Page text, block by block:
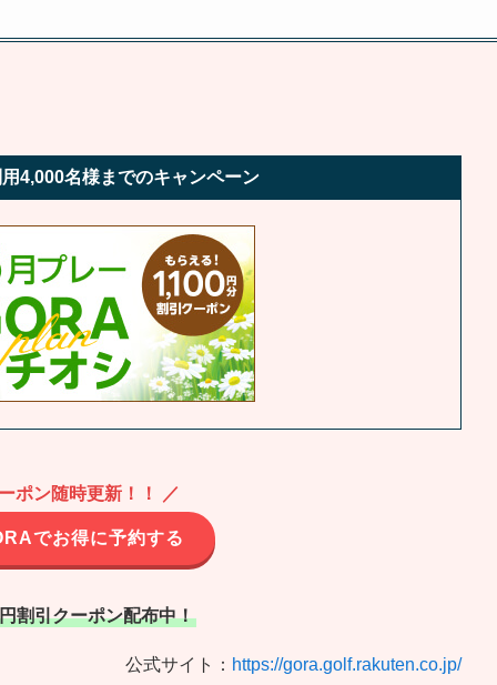
4,000名様までのキャンペーン
ポン随時更新！！ ／
でお得に予約する
割引クーポン配布中！
公式サイト： https://gora.golf.rakuten.co.jp/